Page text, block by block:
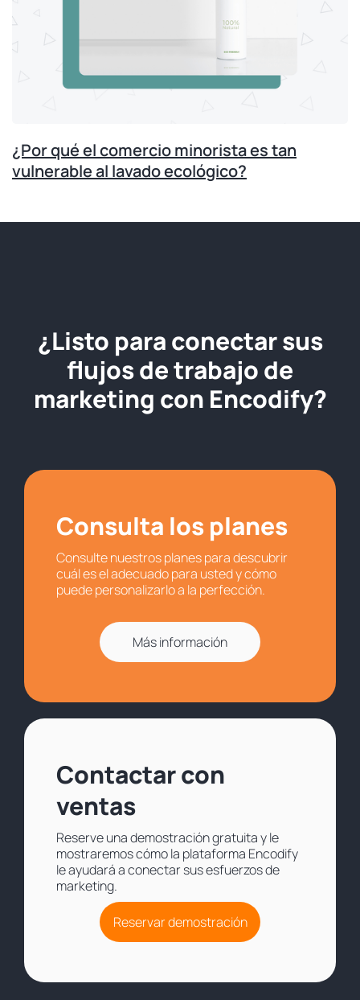
¿Por qué el comercio minorista es tan
vulnerable al lavado ecológico?
¿Listo para conectar sus
flujos de trabajo de
marketing con Encodify?
Consulta los planes
Consulte nuestros planes para descubrir
cuál es el adecuado para usted y cómo
puede personalizarlo a la perfección.
Más información
Contactar con
ventas
Reserve una demostración gratuita y le
mostraremos cómo la plataforma Encodify
le ayudará a conectar sus esfuerzos de
marketing.
Reservar demostración